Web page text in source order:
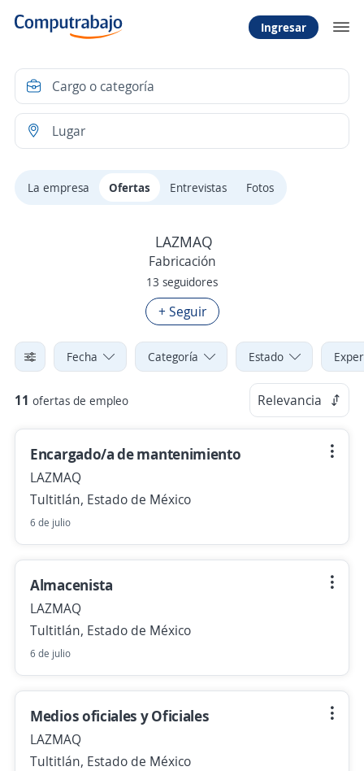
Ingresar
La empresa Ofertas Entrevistas Fotos
LAZMAQ
Fabricación
13 seguidores
+ Seguir
Fecha Categoría Estado
11 ofertas de empleo Relevancia
Encargado/a de mantenimiento
LAZMAQ
Tultitlán, Estado de México
6 de julio
Almacenista
LAZMAQ
Tultitlán, Estado de México
6 de julio
Medios oficiales y Oficiales
LAZMAQ
Tultitlán, Estado de México